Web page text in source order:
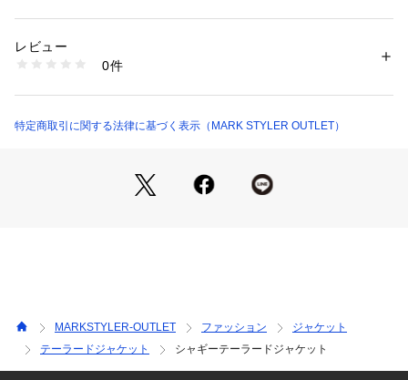
バックスリットなので後ろ姿もすっきり見えします。
オシャレ感UPの鮮やかなブルーの3色展開。
丈を長めに設定しているのでワンピースに合わせても可愛い着
※ご利用の端末画面の設定により実際の商品と色味が異なる場
合がございます。
素材：表地:ポリエステル97％ レーヨン3％ 裏地:ポリエステル100％
商品番号：
152350132101 （ショップ）
レビュー
0件
特定商取引に関する法律に基づく表示（MARK STYLER OUTLET）
MARKSTYLER-OUTLET ファッション
ジャケット
テーラードジャケット
シャギーテーラードジャケット